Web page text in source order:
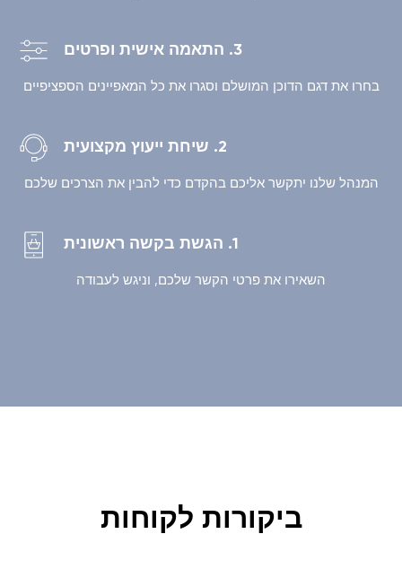
3. התאמה אישית ופרטים
בחרו את דגם הדוכן המושלם וסגרו את כל המאפיינים הספציפיים
2. שיחת ייעוץ מקצועית
המנהל שלנו יתקשר אליכם בהקדם כדי להבין את הצרכים שלכם
1. הגשת בקשה ראשונית
השאירו את פרטי הקשר שלכם, וניגש לעבודה
ביקורות לקוחות